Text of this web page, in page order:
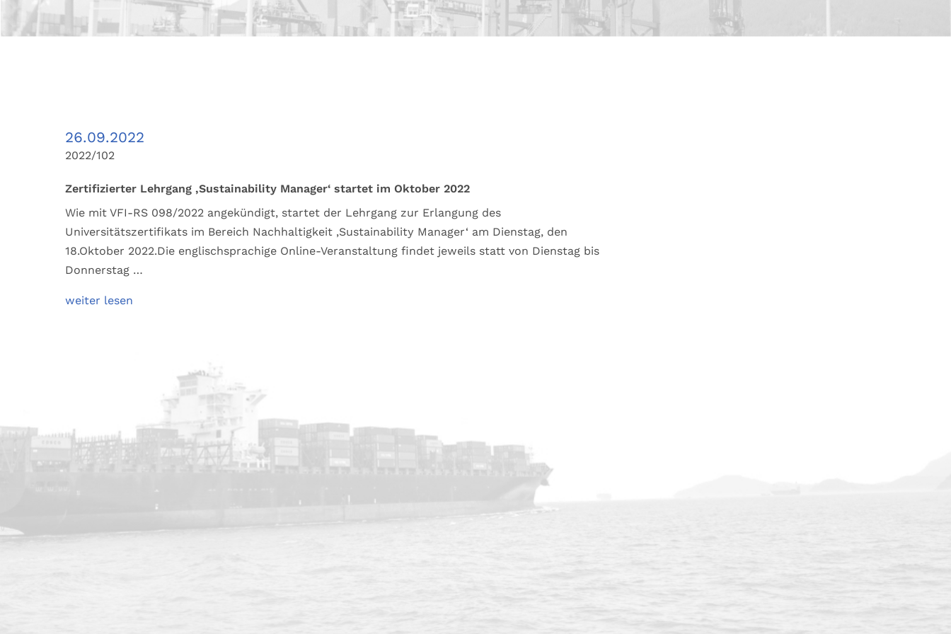
26.09.2022
2022/102
Zertifizierter Lehrgang ‚Sustainability Manager‘ startet im Oktober 2022
Wie mit VFI-RS 098/2022 angekündigt, startet der Lehrgang zur Erlangung des
Universitätszertifikats im Bereich Nachhaltigkeit ‚Sustainability Manager‘ am Dienstag, den
18.Oktober 2022.Die englischsprachige Online-Veranstaltung findet jeweils statt von Dienstag bis
Donnerstag …
weiter lesen